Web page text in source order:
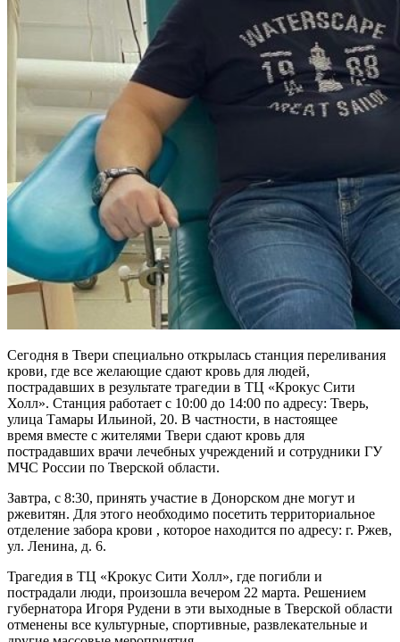
Сегодня в Твери специально открылась станция переливания
крови, где все желающие сдают кровь для людей,
пострадавших в результате трагедии в ТЦ «Крокус Сити
Холл». Станция работает с 10:00 до 14:00 по адресу: Тверь,
улица Тамары Ильиной, 20. В частности, в настоящее
время вместе с жителями Твери сдают кровь для
пострадавших врачи лечебных учреждений и сотрудники ГУ
МЧС России по Тверской области.
Завтра, с 8:30, принять участие в Донорском дне могут и
ржевитян. Для этого необходимо посетить территориальное
отделение забора крови , которое находится по адресу: г. Ржев,
ул. Ленина, д. 6.
Трагедия в ТЦ «Крокус Сити Холл», где погибли и
пострадали люди, произошла вечером 22 марта. Решением
губернатора Игоря Рудени в эти выходные в Тверской области
отменены все культурные, спортивные, развлекательные и